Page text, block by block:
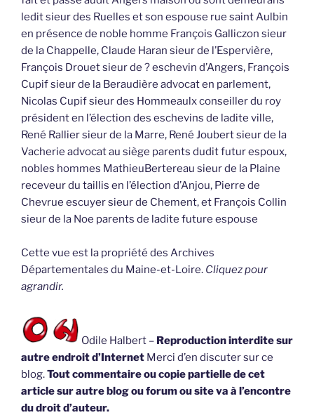
ledit sieur des Ruelles et son espouse rue saint Aulbin
en présence de noble homme François Galliczon sieur
de la Chappelle, Claude Haran sieur de l’Espervière,
François Drouet sieur de ? eschevin d’Angers, François
Cupif sieur de la Beraudière advocat en parlement,
Nicolas Cupif sieur des Hommeaulx conseiller du roy
président en l’élection des eschevins de ladite ville,
René Rallier sieur de la Marre, René Joubert sieur de la
Vacherie advocat au siège parents dudit futur espoux,
nobles hommes MathieuBertereau sieur de la Plaine
receveur du taillis en l’élection d’Anjou, Pierre de
Chevrue escuyer sieur de Chement, et François Collin
sieur de la Noe parents de ladite future espouse
Cette vue est la propriété des Archives
Départementales du Maine-et-Loire. Cliquez pour
agrandir.
Odile Halbert – Reproduction interdite sur
autre endroit d’Internet Merci d’en discuter sur ce
blog.Tout commentaire ou copie partielle de cet
article sur autre blog ou forum ou site va à l’encontre
du droit d’auteur.